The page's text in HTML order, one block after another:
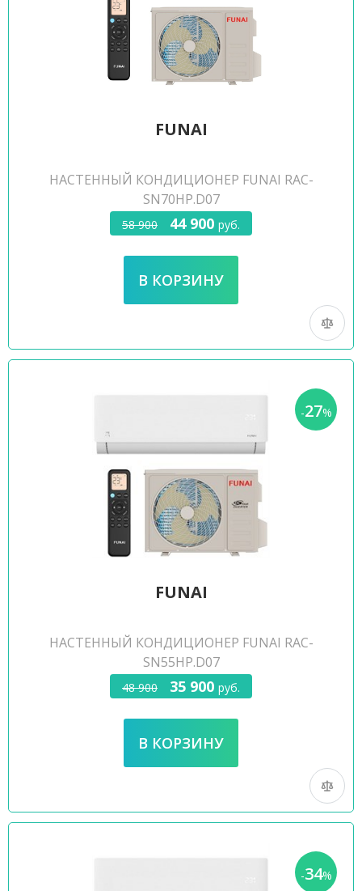
FUNAI
НАСТЕННЫЙ КОНДИЦИОНЕР FUNAI RAC-
SN70HP.D07
58 900 44 900 руб.
-27%
FUNAI
НАСТЕННЫЙ КОНДИЦИОНЕР FUNAI RAC-
SN55HP.D07
48 900 35 900 руб.
-34%